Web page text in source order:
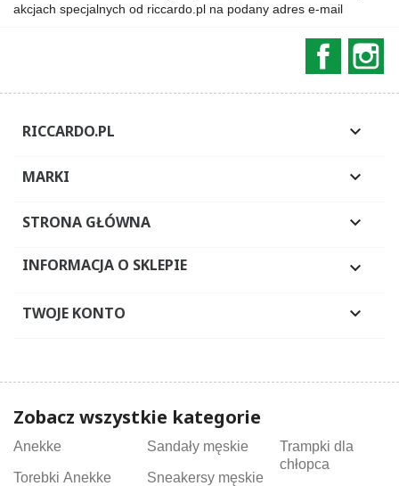
akcjach specjalnych od riccardo.pl na podany adres e-mail
RICCARDO.PL 
MARKI 
STRONA GŁÓWNA 
INFORMACJA O SKLEPIE 
TWOJE KONTO 
Zobacz wszystkie kategorie
Anekke
Torebki Anekke
Sandały męskie
Sneakersy męskie
Trampki dla
chłopca